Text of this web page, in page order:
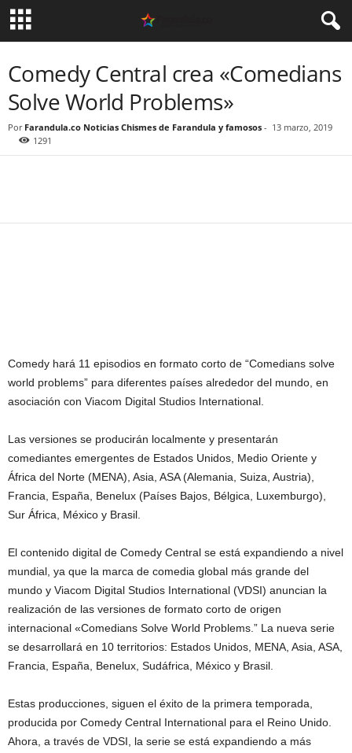
Comedy Central crea «Comedians
Solve World Problems»
Por Farandula.co Noticias Chismes de Farandula y famosos - 13 marzo, 2019
1291
Comedy hará 11 episodios en formato corto de “Comedians solve
world problems” para diferentes países alrededor del mundo, en
asociación con Viacom Digital Studios International.
Las versiones se producirán localmente y presentarán
comediantes emergentes de Estados Unidos, Medio Oriente y
África del Norte (MENA), Asia, ASA (Alemania, Suiza, Austria),
Francia, España, Benelux (Países Bajos, Bélgica, Luxemburgo),
Sur África, México y Brasil.
El contenido digital de Comedy Central se está expandiendo a nivel
mundial, ya que la marca de comedia global más grande del
mundo y Viacom Digital Studios International (VDSI) anuncian la
realización de las versiones de formato corto de origen
internacional «Comedians Solve World Problems.” La nueva serie
se desarrollará en 10 territorios: Estados Unidos, MENA, Asia, ASA,
Francia, España, Benelux, Sudáfrica, México y Brasil.
Estas producciones, siguen el éxito de la primera temporada,
producida por Comedy Central International para el Reino Unido.
Ahora, a través de VDSI, la serie se está expandiendo a más